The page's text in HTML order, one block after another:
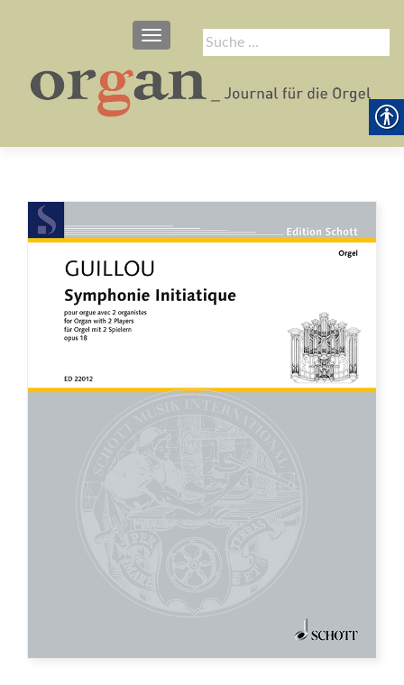
Suche
nach:
SCHALTE NAVIGATION